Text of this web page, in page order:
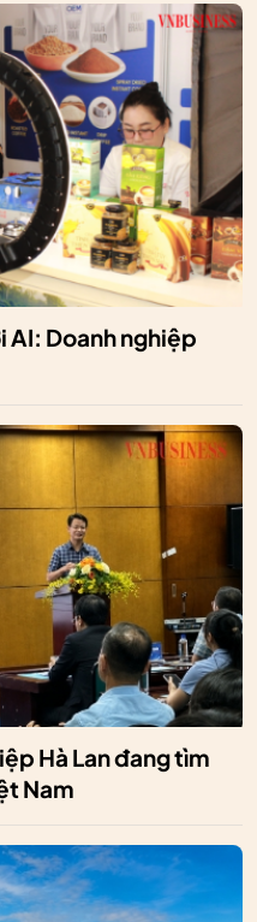
Doanh nghiệp
Hà Lan đang tìm
Nam